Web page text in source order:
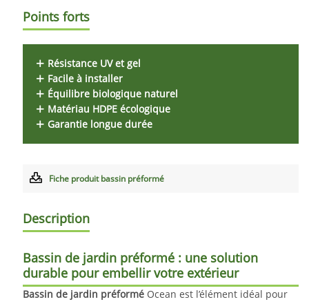
Points forts
Résistance UV et gel
Facile à installer
Équilibre biologique naturel
Matériau HDPE écologique
Garantie longue durée
Fiche produit bassin préformé
Description
Bassin de jardin préformé : une solution
durable pour embellir votre extérieur
Bassin de jardin préformé Ocean est l’élément idéal pour